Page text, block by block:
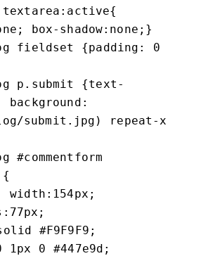
textarea:active{
box-shadow:none;}
fieldset {padding: 0
p.submit {text-
submit.jpg) repeat-x
#commentform
{
width:154px;
#F9F9F9;
1px 0 #447e9d;